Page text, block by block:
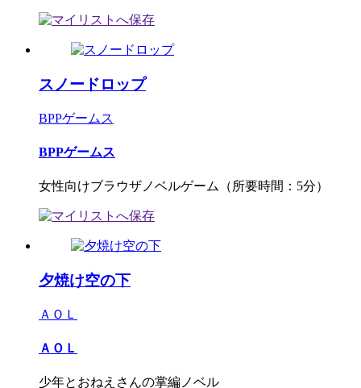
スノードロップ
BPPゲームス
BPPゲームス
女性向けブラウザノベルゲーム（所要時間：5分）
夕焼け空の下
ＡＯＬ
ＡＯＬ
少年とおねえさんの掌編ノベル